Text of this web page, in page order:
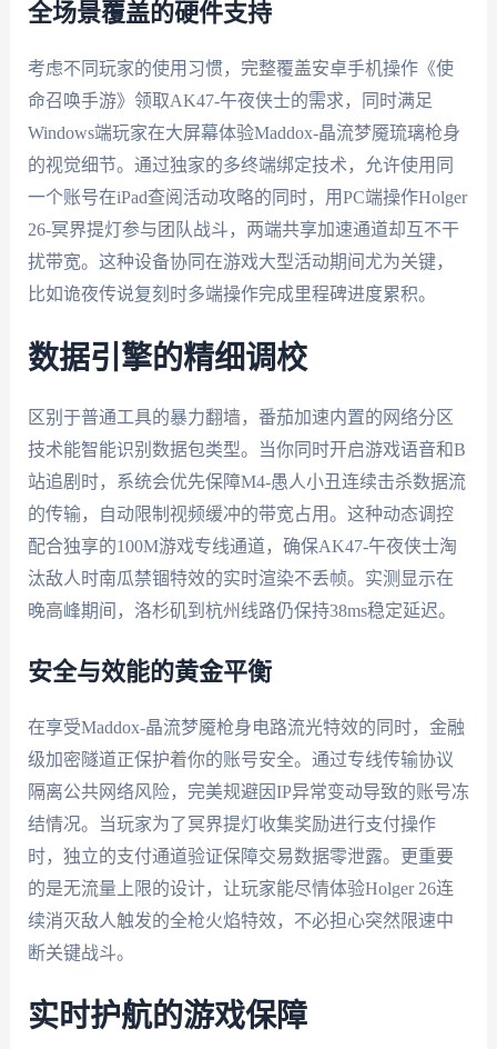
全场景覆盖的硬件支持
考虑不同玩家的使用习惯，完整覆盖安卓手机操作《使
命召唤手游》领取AK47-午夜侠士的需求，同时满足
Windows端玩家在大屏幕体验Maddox-晶流梦魇琉璃枪身
的视觉细节。通过独家的多终端绑定技术，允许使用同
一个账号在iPad查阅活动攻略的同时，用PC端操作Holger
26-冥界提灯参与团队战斗，两端共享加速通道却互不干
扰带宽。这种设备协同在游戏大型活动期间尤为关键，
比如诡夜传说复刻时多端操作完成里程碑进度累积。
数据引擎的精细调校
区别于普通工具的暴力翻墙，番茄加速内置的网络分区
技术能智能识别数据包类型。当你同时开启游戏语音和B
站追剧时，系统会优先保障M4-愚人小丑连续击杀数据流
的传输，自动限制视频缓冲的带宽占用。这种动态调控
配合独享的100M游戏专线通道，确保AK47-午夜侠士淘
汰敌人时南瓜禁锢特效的实时渲染不丢帧。实测显示在
晚高峰期间，洛杉矶到杭州线路仍保持38ms稳定延迟。
安全与效能的黄金平衡
在享受Maddox-晶流梦魇枪身电路流光特效的同时，金融
级加密隧道正保护着你的账号安全。通过专线传输协议
隔离公共网络风险，完美规避因IP异常变动导致的账号冻
结情况。当玩家为了冥界提灯收集奖励进行支付操作
时，独立的支付通道验证保障交易数据零泄露。更重要
的是无流量上限的设计，让玩家能尽情体验Holger 26连
续消灭敌人触发的全枪火焰特效，不必担心突然限速中
断关键战斗。
实时护航的游戏保障